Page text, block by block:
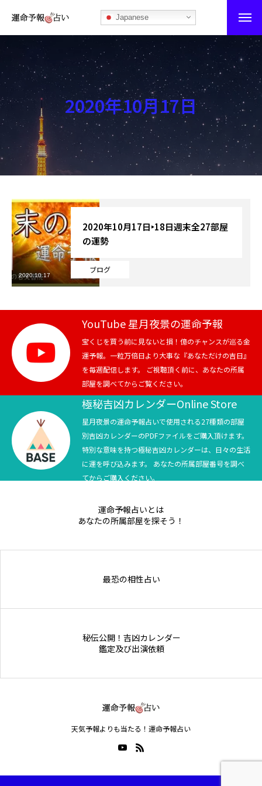
Japanese
運命予報占い
運命予報占いとは
あなたの所属部屋を探そう！
最恐の相性占い
秘伝公開！吉凶カレンダー
記事カテゴリー
ブログ
お知らせ
芸能界
テニス
スポーツ
競馬
テニス四大大会・五輪
テニス四大大会・五輪
2020年10月17日
ブログ
2020年10月17日‣18日週末全27部屋
の運勢
2020.10.17
YouTube 星月夜景の運命予報
宝くじを買う前に見ないと損！億のチャンスが巡る金
運予報。一粒万倍日より大事な『あなただけの吉日』
を毎週配信します。 ご視聴頂く前に、あなたの所属
部屋を調べてからご覧ください。
極秘吉凶カレンダーOnline Store
星月夜景の運命予報占いで使用される27種類の部屋
別吉凶カレンダーのPDFファイルをご購入頂けます。
特別な意味を持つ極秘吉凶カレンダーは、日々の生活
に運を呼び込みます。 あなたの所属部屋番号を調べ
てからご購入ください。
運命予報占いとは
あなたの所属部屋を探そう！
最恐の相性占い
秘伝公開！吉凶カレンダー
鑑定及び出演依頼
天気予報よりも当たる！運命予報占い